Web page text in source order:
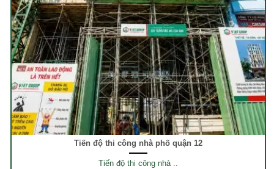
Tiến độ thi công nhà phố quận 12
Tiến độ thi công nhà ..